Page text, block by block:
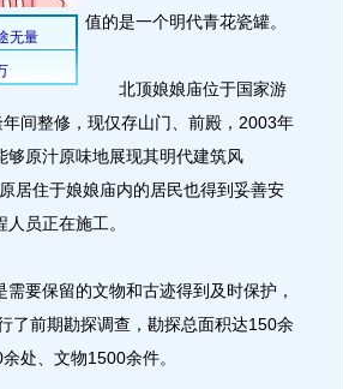
值的是一个明代青花瓷罐。
北顶娘娘庙位于国家游
间整修，现仅存山门、前殿，2003年
原汁原味地展现其明代建筑风
居住于娘娘庙内的居民也得到妥善安
员正在施工。
要保留的文物和古迹得到及时保护，
了前期勘探调查，勘探总面积达150余
处、文物1500余件。